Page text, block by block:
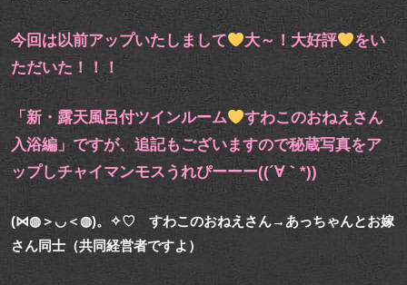
今回は以前アップいたしまして 大～！大好評
をい
ただいた！！！
「新・露天風呂付ツインルーム
すわこのおねえさん
入浴編」ですが、追記もございますので秘蔵写真をア
ップしチャイマンモスうれぴーーー((´∀｀*))
(⋈◍＞◡＜◍)。✧♡ すわこのおねえさん→あっちゃんとお嫁
さん同士（共同経営者ですよ）